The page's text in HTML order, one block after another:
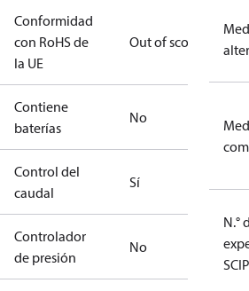
Conformidad
con RoHS de
la UE
Out of scope
Contiene
baterías
No
Control del
caudal
Sí
Controlador
de presión
No
N.°
SCIP